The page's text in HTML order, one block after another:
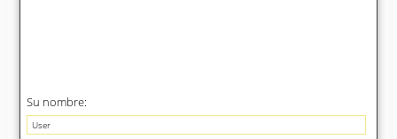
Su nombre: